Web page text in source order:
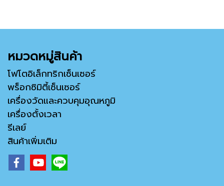
หมวดหมู่สินค้า
โฟโตอิเล็กทริกเซ็นเซอร์
พร็อกซิมิตี้เซ็นเซอร์
เครื่องวัดและควบคุมอุณหภูมิ
เครื่องตั้งเวลา
รีเลย์
สินค้าเพิ่มเติม